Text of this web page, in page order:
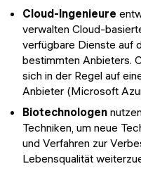
Cloud-Ingenieure
verwalten Cloud-
verfügbare Dienste auf
bestimmten Anbieters.
sich in der Regel auf
Anbieter (Microsoft
Biotechnologen
Techniken, um neue
und Verfahren zur
Lebensqualität